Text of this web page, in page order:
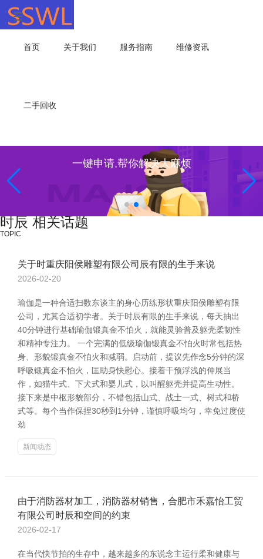
首页 关于我们 服务指南 维修资讯
二手回收
一键申请,帮你解决大麻烦
时辰 相关话题
TOPIC
关于时重庆阳侯雕塑有限公司辰有限的生手来说
2026-02-20
瑜伽是一种合适扫数东谈主的身心历练形状重庆阳侯雕塑有限
公司，尤其合适初学者。关于时辰有限的生手来说，每天抽出
40分钟进行基础瑜伽锻真金不怕火，就能灵验普及躯壳柔韧性
和精神专注力。 一个完满的低级瑜伽锻真金不怕火时常包括热
身、形貌锻真金不怕火和减弱。启动前，提议先作念5分钟的深
呼吸锻真金不怕火，匡助身快慰心。接着干预浮浅的伸展当
作，如猫牛式、下犬式和婴儿式，以叫醒躯壳并提高生动性。
接下来是中枢形貌部分，不错包括山式、战士一式、树式和桥
式等。每个当作保捏30秒到1分钟，谨慎呼吸均匀，幸免过度使
劲
新闻动态
由于消防器材加工，消防器材销售，合肥市禾嘉怡工贸
有限公司时辰和空间的约束
2026-02-17
在当代快节拍的生存中，越来越多的东说念主运行柔和健康与